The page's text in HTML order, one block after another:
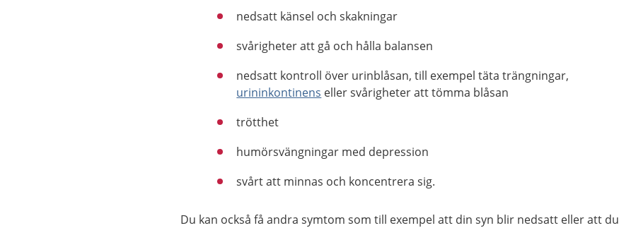
nedsatt känsel och skakningar
svårigheter att gå och hålla balansen
nedsatt kontroll över urinblåsan, till exempel täta trängningar,
urininkontinens eller svårigheter att tömma blåsan
trötthet
humörsvängningar med depression
svårt att minnas och koncentrera sig.
Du kan också få andra symtom som till exempel att din syn blir nedsatt eller att du